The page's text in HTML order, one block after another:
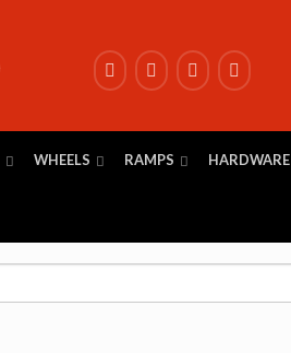
WHEELS RAMPS HARDWARE